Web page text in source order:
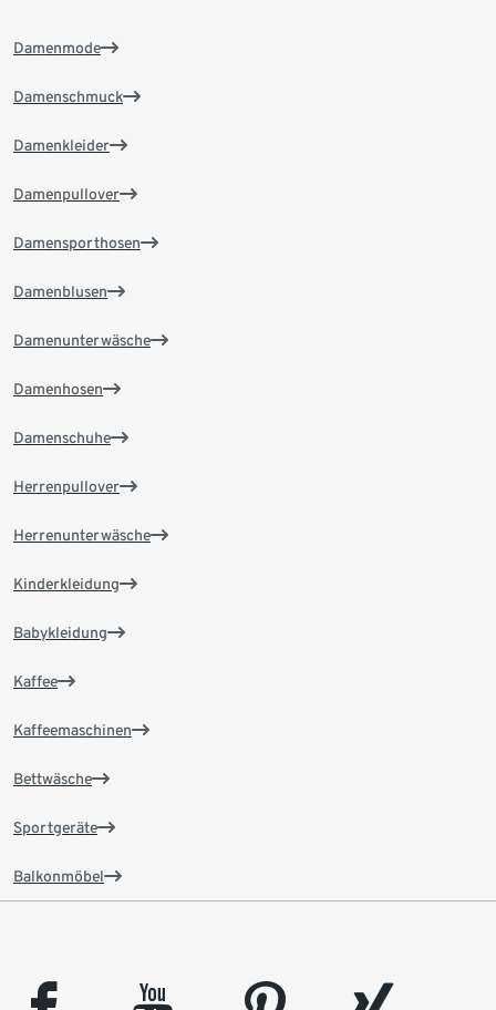
Damenmode
Damenschmuck
Damenkleider
Damenpullover
Damensporthosen
Damenblusen
Damenunterwäsche
Damenhosen
Damenschuhe
Herrenpullover
Herrenunterwäsche
Kinderkleidung
Babykleidung
Kaffee
Kaffeemaschinen
Bettwäsche
Sportgeräte
Balkonmöbel